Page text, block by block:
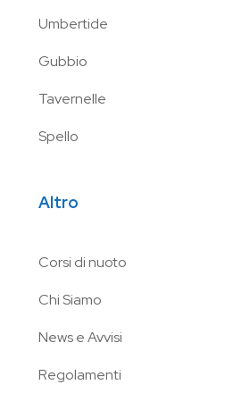
Umbertide
Gubbio
Tavernelle
Spello
Altro
Corsi di nuoto
Chi Siamo
News e Avvisi
Regolamenti